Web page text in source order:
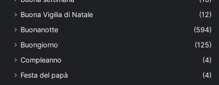
Buona Vigilia di Natale
(12)
Buonanotte
(594)
Buongiorno
(125)
Compleanno
(4)
Festa del papà
(4)